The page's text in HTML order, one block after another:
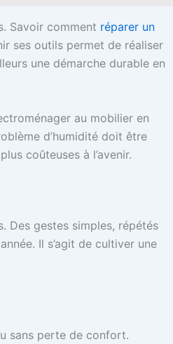
Savoir comment réparer un
ses outils permet de réaliser
une démarche durable en
au mobilier en
d’humidité doit être
coûteuses à l’avenir.
Des gestes simples, répétés
Il s’agit de cultiver une
sans perte de confort.